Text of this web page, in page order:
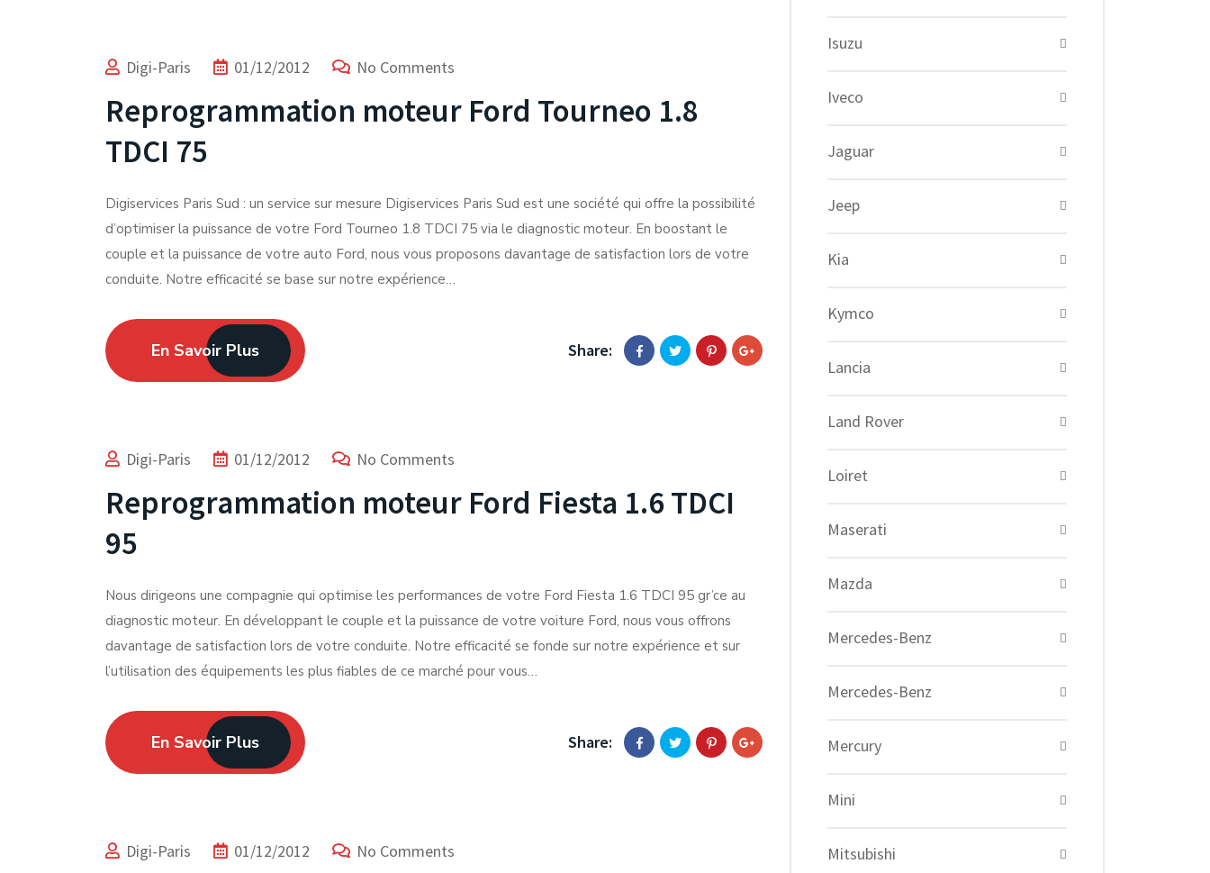
Digi-Paris 01/12/2012 No Comments
Reprogrammation moteur Ford Tourneo 1.8
TDCI 75
Digiservices Paris Sud : un service sur mesure Digiservices Paris Sud est une société qui offre la possibilité
d’optimiser la puissance de votre Ford Tourneo 1.8 TDCI 75 via le diagnostic moteur. En boostant le
couple et la puissance de votre auto Ford, nous vous proposons davantage de satisfaction lors de votre
conduite. Notre efficacité se base sur notre expérience…
En Savoir Plus Share:
Digi-Paris 01/12/2012 No Comments
Reprogrammation moteur Ford Fiesta 1.6 TDCI
95
Nous dirigeons une compagnie qui optimise les performances de votre Ford Fiesta 1.6 TDCI 95 gr’ce au
diagnostic moteur. En développant le couple et la puissance de votre voiture Ford, nous vous offrons
davantage de satisfaction lors de votre conduite. Notre efficacité se fonde sur notre expérience et sur
l’utilisation des équipements les plus fiables de ce marché pour vous…
En Savoir Plus Share:
Digi-Paris 01/12/2012 No Comments
Isuzu
Iveco
Jaguar
Jeep
Kia
Kymco
Lancia
Land Rover
Loiret
Maserati
Mazda
Mercedes-Benz
Mercedes-Benz
Mercury
Mini
Mitsubishi
Expert du Chiptuning depuis 2012.